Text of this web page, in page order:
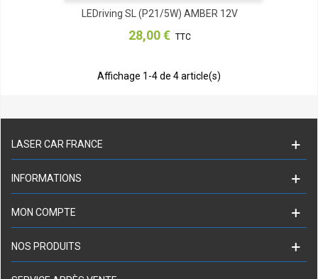
LEDriving SL (P21/5W) AMBER 12V
28,00 € TTC
Affichage 1 -4 de 4 article(s)
LASER CAR FRANCE
INFORMATIONS
MON COMPTE
NOS PRODUITS